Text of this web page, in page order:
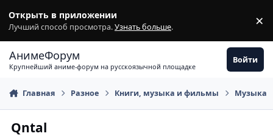
Открыть в приложении
Лучший способ просмотра.Узнать больше. ×
АнимеФорум
Крупнейший аниме-форум на русскоязычной площадке
Войти
Главная Разное Книги, музыка и фильмы Музыка
Qntal